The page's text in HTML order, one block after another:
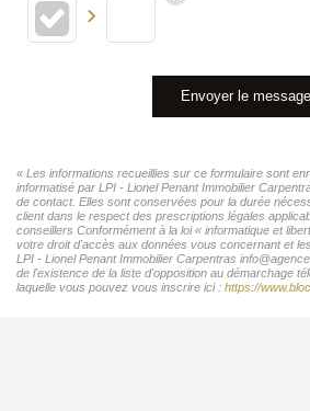
Envoyer le message
« Les informations recueillies sur ce formulaire sont
informatisé par LPI - Lionel Penant Immobilier
de contact. Elles sont conservées pour la durée
client dans le respect des prescriptions légales
conseillers Conformément à la loi « informatique et
votre droit d'accès aux données vous concernant et
LPI - Lionel Penant Immobilier Carpentras
de l'existence de la liste d'opposition au démarchage
laquelle vous pouvez vous inscrire ici : https://